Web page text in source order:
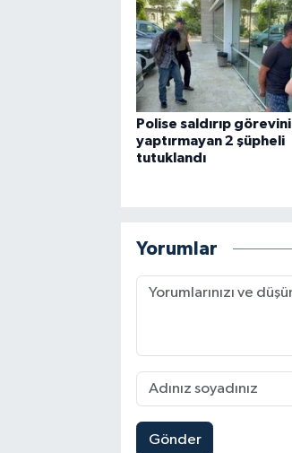
Polise saldırıp görevini
yaptırmayan 2 şüpheli
tutuklandı
Yorumlar
Gönder